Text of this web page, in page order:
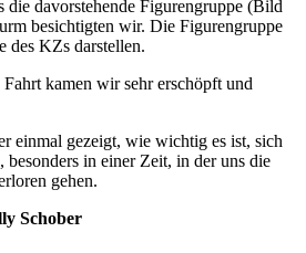
die davorstehende Figurengruppe (Bild
besichtigten wir. Die Figurengruppe
des KZs darstellen.
kamen wir sehr erschöpft und
einmal gezeigt, wie wichtig es ist, sich
besonders in einer Zeit, in der uns die
gehen.
Schober